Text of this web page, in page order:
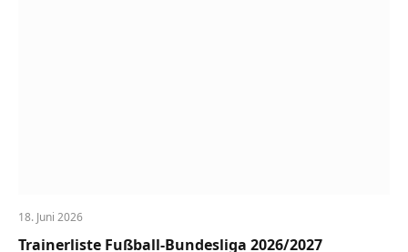
18. Juni 2026
Trainerliste Fußball-Bundesliga 2026/2027